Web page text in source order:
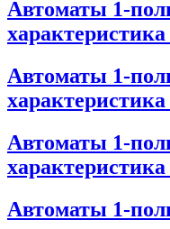
Автоматы 1-
Автоматы 1-
характеристика
Автоматы 1-
Автоматы 1-